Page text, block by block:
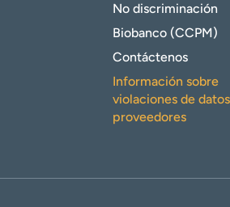
No discriminación
Biobanco (CCPM)
Contáctenos
Información sobre
violaciones de
proveedores